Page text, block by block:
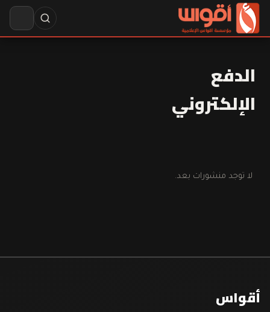
الدفع
الإلكتروني
لا توجد منشورات بعد.
أقواس